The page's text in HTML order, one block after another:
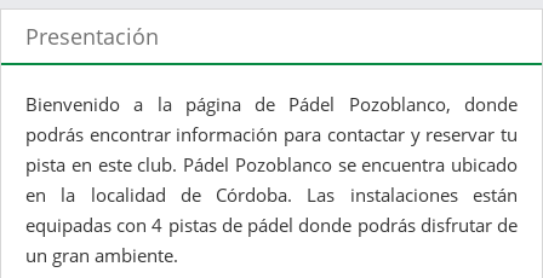
Presentación
Bienvenido a la página de Pádel Pozoblanco, donde
podrás encontrar información para contactar y reservar tu
pista en este club. Pádel Pozoblanco se encuentra ubicado
en la localidad de Córdoba. Las instalaciones están
equipadas con 4 pistas de pádel donde podrás disfrutar de
un gran ambiente.